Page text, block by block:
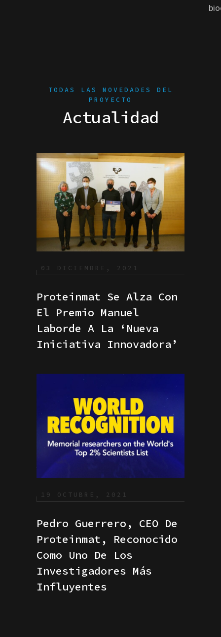
TODAS LAS NOVEDADES DEL
PROYECTO
Actualidad
Proteinmat Se Alza Con
El Premio Manuel
Laborde A La ‘Nueva
Iniciativa Innovadora’
03 DICIEMBRE, 2021
Pedro Guerrero, CEO De
Proteinmat, Reconocido
Como Uno De Los
Investigadores Más
Influyentes
19 OCTUBRE, 2021